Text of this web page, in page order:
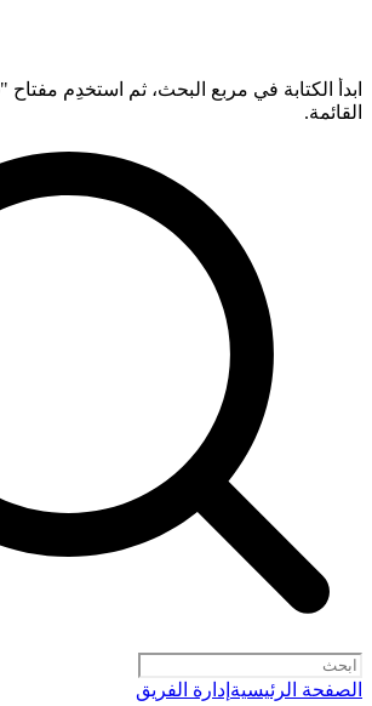
القائمة.
الصفحة الرئيسية إدارة الفريق